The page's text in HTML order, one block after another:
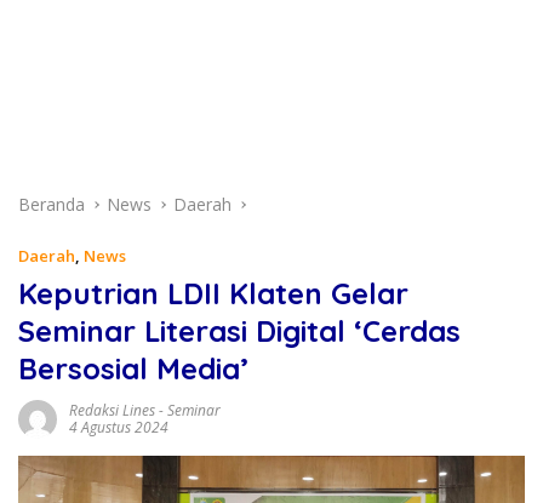
Beranda News Daerah
Daerah, News
Keputrian LDII Klaten Gelar
Seminar Literasi Digital ‘Cerdas
Bersosial Media’
Redaksi Lines-Seminar
4 Agustus 2024